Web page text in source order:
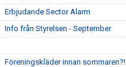
Erbjudande Sector Alarm
Info från Styrelsen - September
Föreningskläder innan sommaren?!